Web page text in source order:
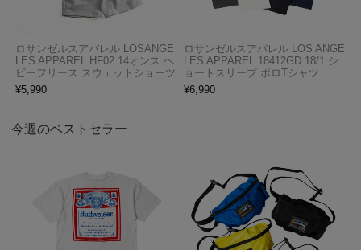
ロサンゼルスアパレル LOSANGE
LES APPAREL HF02 14オンス ヘ
ビーフリース スウェットショーツ
¥5,990
ロサンゼルスアパレル LOS ANGE
LES APPAREL 18412GD 18/1 シ
ョートスリーブ ポロTシャツ
¥6,990
今週のベストセラー